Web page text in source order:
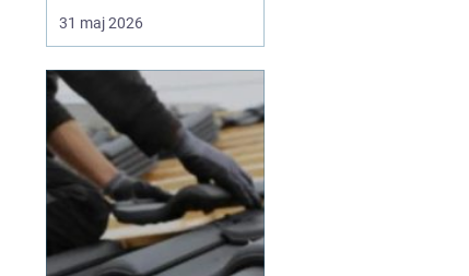
sänker kostnaderna och
ger trygg värme året
fuktiga vintrar och milda
somrar, ställer särskilda
krav på upp...
31 maj 2026